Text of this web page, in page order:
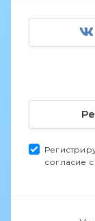
согласие с